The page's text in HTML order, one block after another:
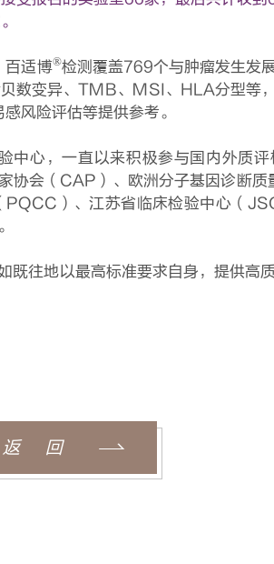
百适博®检测覆盖769个与肿瘤发生发
数变异、TMB、MSI、HLA分型等
风险评估等提供参考。
心，一直以来积极参与国内外质评
协会（CAP）、欧洲分子基因诊断
）、江苏省临床检验中心（
既往地以最高标准要求自身，提供高
返 回